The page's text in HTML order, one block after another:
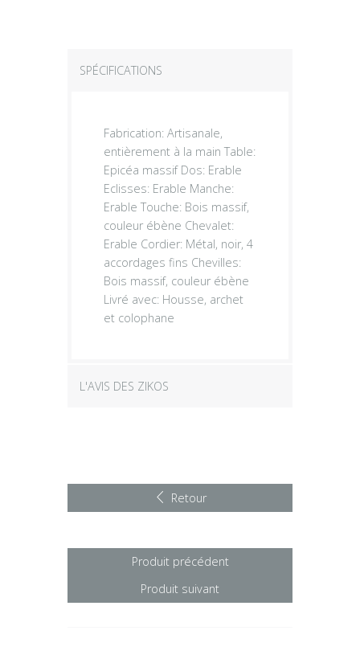
SPÉCIFICATIONS
Fabrication: Artisanale,
entièrement à la main Table:
Epicéa massif Dos: Erable
Eclisses: Erable Manche:
Erable Touche: Bois massif,
couleur ébène Chevalet:
Erable Cordier: Métal, noir, 4
accordages fins Chevilles:
Bois massif, couleur ébène
Livré avec: Housse, archet
et colophane
L'AVIS DES ZIKOS
Retour
Produit précédent
Produit suivant